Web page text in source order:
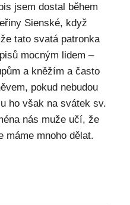
jsem dostal během
Sienské, když
tato svatá patronka
mocným lidem –
a kněžím a často
pokud nebudou
ho však na svátek sv.
nás muže učí, že
máme mnoho dělat.